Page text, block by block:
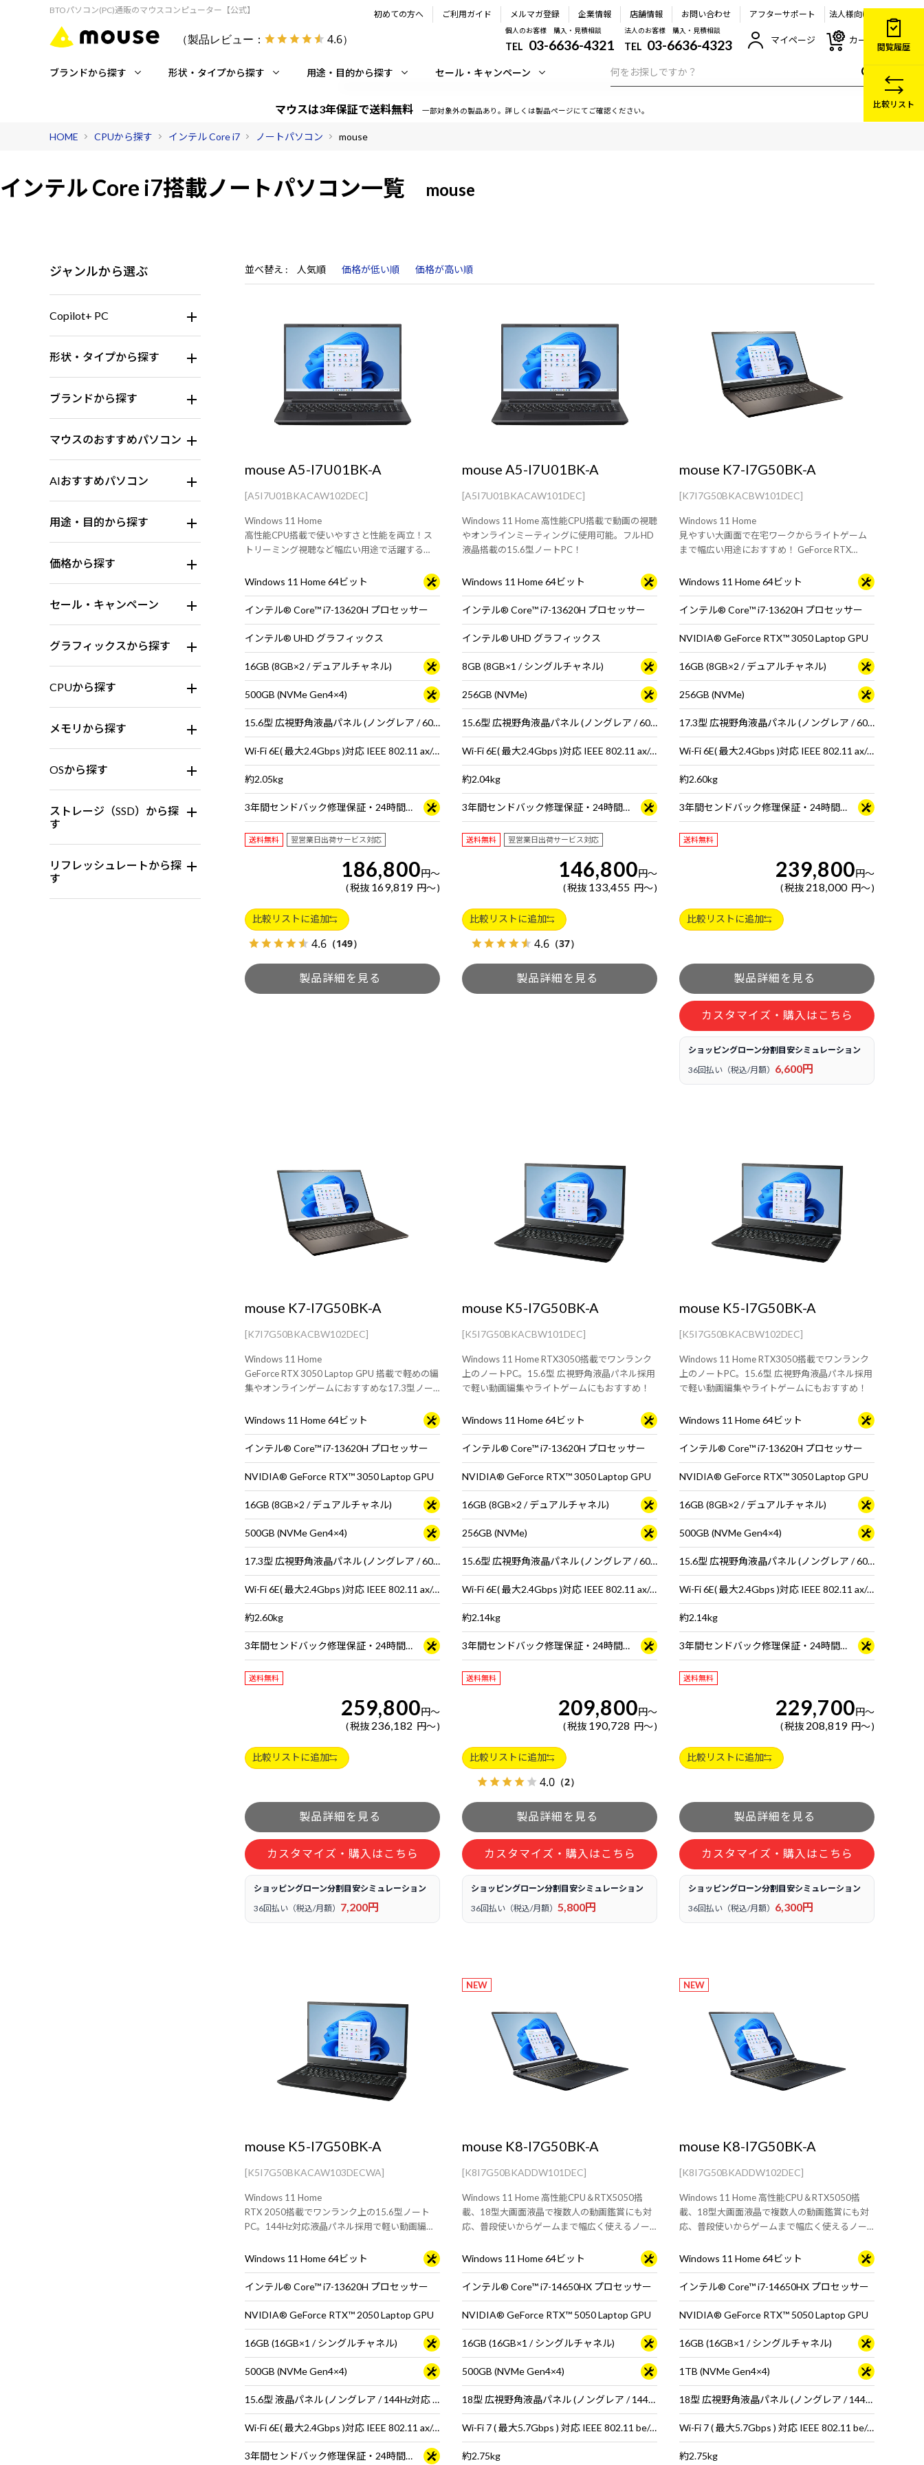
BTOパソコン(PC)通販のマウスコンピューター【公式】
（製品レビュー： 4.6）
初めての方へ ご利用ガイド メルマガ登録 企業情報 店舗情報 お問い合わせ アフターサポート 法人様向け
個人のお客様 購入・見積相談
TEL 03-6636-4321
法人のお客様 購入・見積相談
TEL 03-6636-4323 マイページ カート
ブランドから探す 形状・タイプから探す 用途・目的から探す セール・キャンペーン
マウスは3年保証で送料無料 一部対象外の製品あり。詳しくは製品ページにてご確認ください。
HOME CPUから探す インテル Core i7 ノートパソコン mouse
インテル Core i7搭載ノートパソコン一覧 mouse
ジャンルから選ぶ
Copilot+ PC
形状・タイプから探す
ブランドから探す
マウスのおすすめパソコン
AIおすすめパソコン
用途・目的から探す
価格から探す
セール・キャンペーン
グラフィックスから探す
CPUから探す
メモリから探す
OSから探す
ストレージ（SSD）から探
す
リフレッシュレートから探
す
並べ替え 人気順 価格が低い順 価格が高い順
mouse A5-I7U01BK-A
[A5I7U01BKACAW102DEC]
Windows 11 Home
高性能CPU搭載で使いやすさと性能を両立！ス
トリーミング視聴など幅広い用途で活躍する
Windows 11 Home 64ビット
インテル® Core™ i7-13620H プロセッサー
インテル® UHD グラフィックス
16GB (8GB×2 / デュアルチャネル)
500GB (NVMe Gen4×4)
15.6型 広視野角液晶パネル (ノングレア / 60Hz対応 / アスペクト比16:9)
Wi-Fi 6E( 最大2.4Gbps )対応 IEEE 802.11 ax/ac/a/b/g/n準拠 ＋ Bluetooth 5内蔵
約2.05kg
3年間センドバック修理保証・24時間×365日電話サポート
送料無料 翌営業日出荷サービス対応
186,800円～
税抜 169,819 円～
比較リストに追加
4.6 （149）
mouse A5-I7U01BK-A
[A5I7U01BKACAW101DEC]
Windows 11 Home 高性能CPU搭載で動画の視聴
やオンラインミーティングに使用可能。フルHD
液晶搭載の15.6型ノートPC！
Windows 11 Home 64ビット
インテル® Core™ i7-13620H プロセッサー
インテル® UHD グラフィックス
8GB (8GB×1 / シングルチャネル)
256GB (NVMe)
15.6型 広視野角液晶パネル (ノングレア / 60Hz対応 / アスペクト比16:9)
Wi-Fi 6E( 最大2.4Gbps )対応 IEEE 802.11 ax/ac/a/b/g/n準拠 ＋ Bluetooth 5内蔵
約2.04kg
3年間センドバック修理保証・24時間×365日電話サポート
送料無料 翌営業日出荷サービス対応
146,800円～
税抜 133,455 円～
比較リストに追加
4.6 （37）
mouse K7-I7G50BK-A
[K7I7G50BKACBW101DEC]
Windows 11 Home
見やすい大画面で在宅ワークからライトゲーム
まで幅広い用途におすすめ！ GeForce RTX
Windows 11 Home 64ビット
インテル® Core™ i7-13620H プロセッサー
NVIDIA® GeForce RTX™ 3050 Laptop GPU
16GB (8GB×2 / デュアルチャネル)
256GB (NVMe)
17.3型 広視野角液晶パネル (ノングレア / 60Hz対応 / アスペクト比16:9)
Wi-Fi 6E( 最大2.4Gbps )対応 IEEE 802.11 ax/ac/a/b/g/n準拠 ＋ Bluetooth 5内蔵
約2.60kg
3年間センドバック修理保証・24時間×365日電話サポート
送料無料
239,800円～
税抜 218,000 円～
比較リストに追加
カスタマイズ・購入はこちら
ショッピングローン分割目安シミュレーション
36回払い（税込/月額） 6,600円
mouse K7-I7G50BK-A
[K7I7G50BKACBW102DEC]
Windows 11 Home
GeForce RTX 3050 Laptop GPU 搭載で軽めの編
集やオンラインゲームにおすすめな17.3型ノー
Windows 11 Home 64ビット
インテル® Core™ i7-13620H プロセッサー
NVIDIA® GeForce RTX™ 3050 Laptop GPU
16GB (8GB×2 / デュアルチャネル)
500GB (NVMe Gen4×4)
17.3型 広視野角液晶パネル (ノングレア / 60Hz対応 / アスペクト比16:9)
Wi-Fi 6E( 最大2.4Gbps )対応 IEEE 802.11 ax/ac/a/b/g/n準拠 ＋ Bluetooth 5内蔵
約2.60kg
3年間センドバック修理保証・24時間×365日電話サポート
送料無料
259,800円～
税抜 236,182 円～
比較リストに追加
カスタマイズ・購入はこちら
ショッピングローン分割目安シミュレーション
36回払い（税込/月額） 7,200円
mouse K5-I7G50BK-A
[K5I7G50BKACBW101DEC]
Windows 11 Home RTX3050搭載でワンランク
上のノートPC。15.6型 広視野角液晶パネル採用
で軽い動画編集やライトゲームにもおすすめ！
Windows 11 Home 64ビット
インテル® Core™ i7-13620H プロセッサー
NVIDIA® GeForce RTX™ 3050 Laptop GPU
16GB (8GB×2 / デュアルチャネル)
256GB (NVMe)
15.6型 広視野角液晶パネル (ノングレア / 60Hz対応 / アスペクト比16:9)
Wi-Fi 6E( 最大2.4Gbps )対応 IEEE 802.11 ax/ac/a/b/g/n準拠 ＋ Bluetooth 5内蔵
約2.14kg
3年間センドバック修理保証・24時間×365日電話サポート
送料無料
209,800円～
税抜 190,728 円～
比較リストに追加
4.0 （2）
カスタマイズ・購入はこちら
ショッピングローン分割目安シミュレーション
36回払い（税込/月額） 5,800円
mouse K5-I7G50BK-A
[K5I7G50BKACBW102DEC]
Windows 11 Home RTX3050搭載でワンランク
上のノートPC。15.6型 広視野角液晶パネル採用
で軽い動画編集やライトゲームにもおすすめ！
Windows 11 Home 64ビット
インテル® Core™ i7-13620H プロセッサー
NVIDIA® GeForce RTX™ 3050 Laptop GPU
16GB (8GB×2 / デュアルチャネル)
500GB (NVMe Gen4×4)
15.6型 広視野角液晶パネル (ノングレア / 60Hz対応 / アスペクト比16:9)
Wi-Fi 6E( 最大2.4Gbps )対応 IEEE 802.11 ax/ac/a/b/g/n準拠 ＋ Bluetooth 5内蔵
約2.14kg
3年間センドバック修理保証・24時間×365日電話サポート
送料無料
229,700円～
税抜 208,819 円～
比較リストに追加
カスタマイズ・購入はこちら
ショッピングローン分割目安シミュレーション
36回払い（税込/月額） 6,300円
mouse K5-I7G50BK-A
[K5I7G50BKACAW103DECWA]
Windows 11 Home
RTX 2050搭載でワンランク上の15.6型ノート
PC。144Hz対応液晶パネル採用で軽い動画編集
Windows 11 Home 64ビット
インテル® Core™ i7-13620H プロセッサー
NVIDIA® GeForce RTX™ 2050 Laptop GPU
16GB (16GB×1 / シングルチャネル)
500GB (NVMe Gen4×4)
15.6型 液晶パネル (ノングレア / 144Hz対応 / アスペクト比16:9)
Wi-Fi 6E( 最大2.4Gbps )対応 IEEE 802.11 ax/ac/a/b/g/n準拠 ＋ Bluetooth 5内蔵
3年間センドバック修理保証・24時間×365日電話サポート
NEW
mouse K8-I7G50BK-A
[K8I7G50BKADDW101DEC]
Windows 11 Home 高性能CPU＆RTX5050搭
載、18型大画面液晶で複数人の動画鑑賞にも対
応、普段使いからゲームまで幅広く使えるノー
Windows 11 Home 64ビット
インテル® Core™ i7-14650HX プロセッサー
NVIDIA® GeForce RTX™ 5050 Laptop GPU
16GB (16GB×1 / シングルチャネル)
500GB (NVMe Gen4×4)
18型 広視野角液晶パネル (ノングレア / 144Hz対応 / アスペクト比16:10)
Wi-Fi 7 ( 最大5.7Gbps ) 対応 IEEE 802.11 be/ax/ac/a/b/g/n準拠 ＋ Bluetooth 5内蔵
約2.75kg
NEW
mouse K8-I7G50BK-A
[K8I7G50BKADDW102DEC]
Windows 11 Home 高性能CPU＆RTX5050搭
載、18型大画面液晶で複数人の動画鑑賞にも対
応、普段使いからゲームまで幅広く使えるノー
Windows 11 Home 64ビット
インテル® Core™ i7-14650HX プロセッサー
NVIDIA® GeForce RTX™ 5050 Laptop GPU
16GB (16GB×1 / シングルチャネル)
1TB (NVMe Gen4×4)
18型 広視野角液晶パネル (ノングレア / 144Hz対応 / アスペクト比16:10)
Wi-Fi 7 ( 最大5.7Gbps ) 対応 IEEE 802.11 be/ax/ac/a/b/g/n準拠 ＋ Bluetooth 5内蔵
約2.75kg
閲覧履歴
比較リスト